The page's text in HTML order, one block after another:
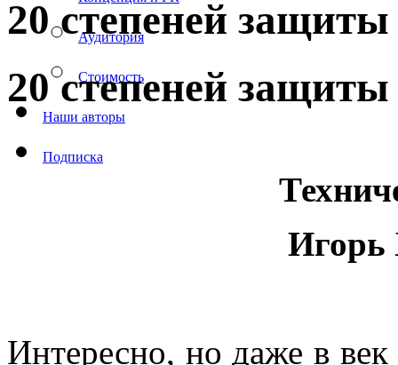
Аудитория
Стоимость
Наши авторы
Подписка
20 степеней
20 степеней
Игорь
Интересно, но даже в